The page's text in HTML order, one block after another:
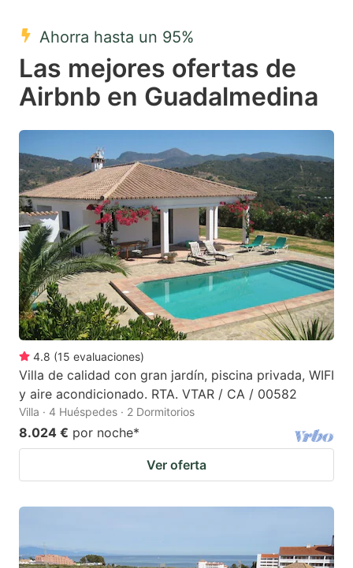
key
to
get
keyboard
shortcuts
for
changing
dates.
to
get
keyboard
shortcuts
for
changing
dates.
Ahorra hasta un 95%
Las mejores ofertas de
Airbnb en Guadalmedina
4.8 (15 evaluaciones)
Villa de calidad con gran jardín, piscina privada, WIFI
y aire acondicionado. RTA. VTAR / CA / 00582
Villa · 4 Huéspedes · 2 Dormitorios
8.024 € por noche*
Ver oferta